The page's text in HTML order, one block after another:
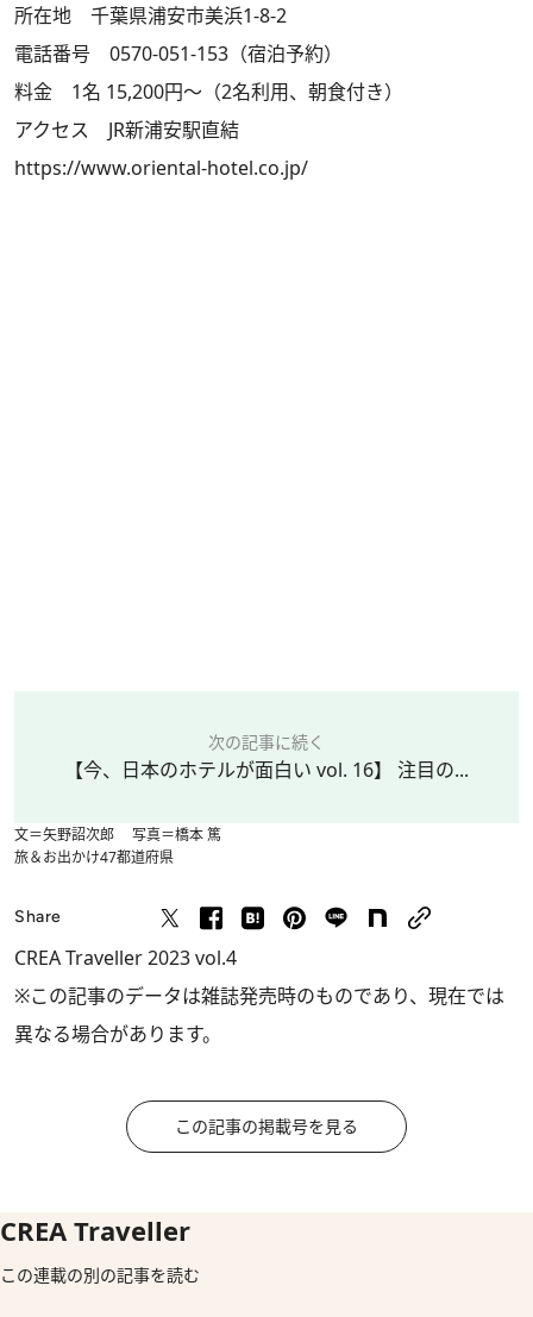
所在地 千葉県浦安市美浜1-8-2
電話番号 0570-051-153（宿泊予約）
料金 1名 15,200円～（2名利用、朝食付き）
アクセス JR新浦安駅直結
https://www.oriental-hotel.co.jp/
次の記事に続く
【今、日本のホテルが面白い vol. 16】 注目の...
文＝矢野詔次郎 写真＝橋本 篤
旅＆お出かけ47都道府県
Share
CREA Traveller 2023 vol.4
※この記事のデータは雑誌発売時のものであり、現在では
異なる場合があります。
この記事の掲載号を見る
CREA Traveller
この連載の別の記事を読む